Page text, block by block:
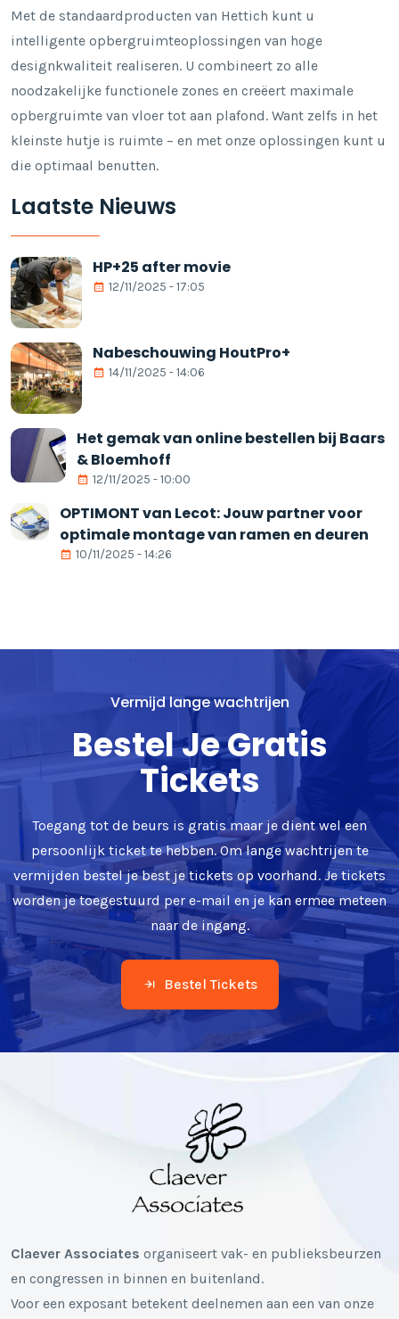
Met de standaardproducten van Hettich kunt u
intelligente opbergruimteoplossingen van hoge
designkwaliteit realiseren. U combineert zo alle
noodzakelijke functionele zones en creëert maximale
opbergruimte van vloer tot aan plafond. Want zelfs in het
kleinste hutje is ruimte – en met onze oplossingen kunt u
die optimaal benutten.
Laatste Nieuws
HP+25 after movie
12/11/2025 - 17:05
Nabeschouwing HoutPro+
14/11/2025 - 14:06
Het gemak van online bestellen bij Baars
& Bloemhoff
12/11/2025 - 10:00
OPTIMONT van Lecot: Jouw partner voor
optimale montage van ramen en deuren
10/11/2025 - 14:26
Vermijd lange wachtrijen
Bestel Je Gratis
Tickets
Toegang tot de beurs is gratis maar je dient wel een
persoonlijk ticket te hebben. Om lange wachtrijen te
vermijden bestel je best je tickets op voorhand. Je tickets
worden je toegestuurd per e-mail en je kan ermee meteen
naar de ingang.
Bestel Tickets
Claever Associates organiseert vak- en publieksbeurzen
en congressen in binnen en buitenland.
Voor een exposant betekent deelnemen aan een van onze